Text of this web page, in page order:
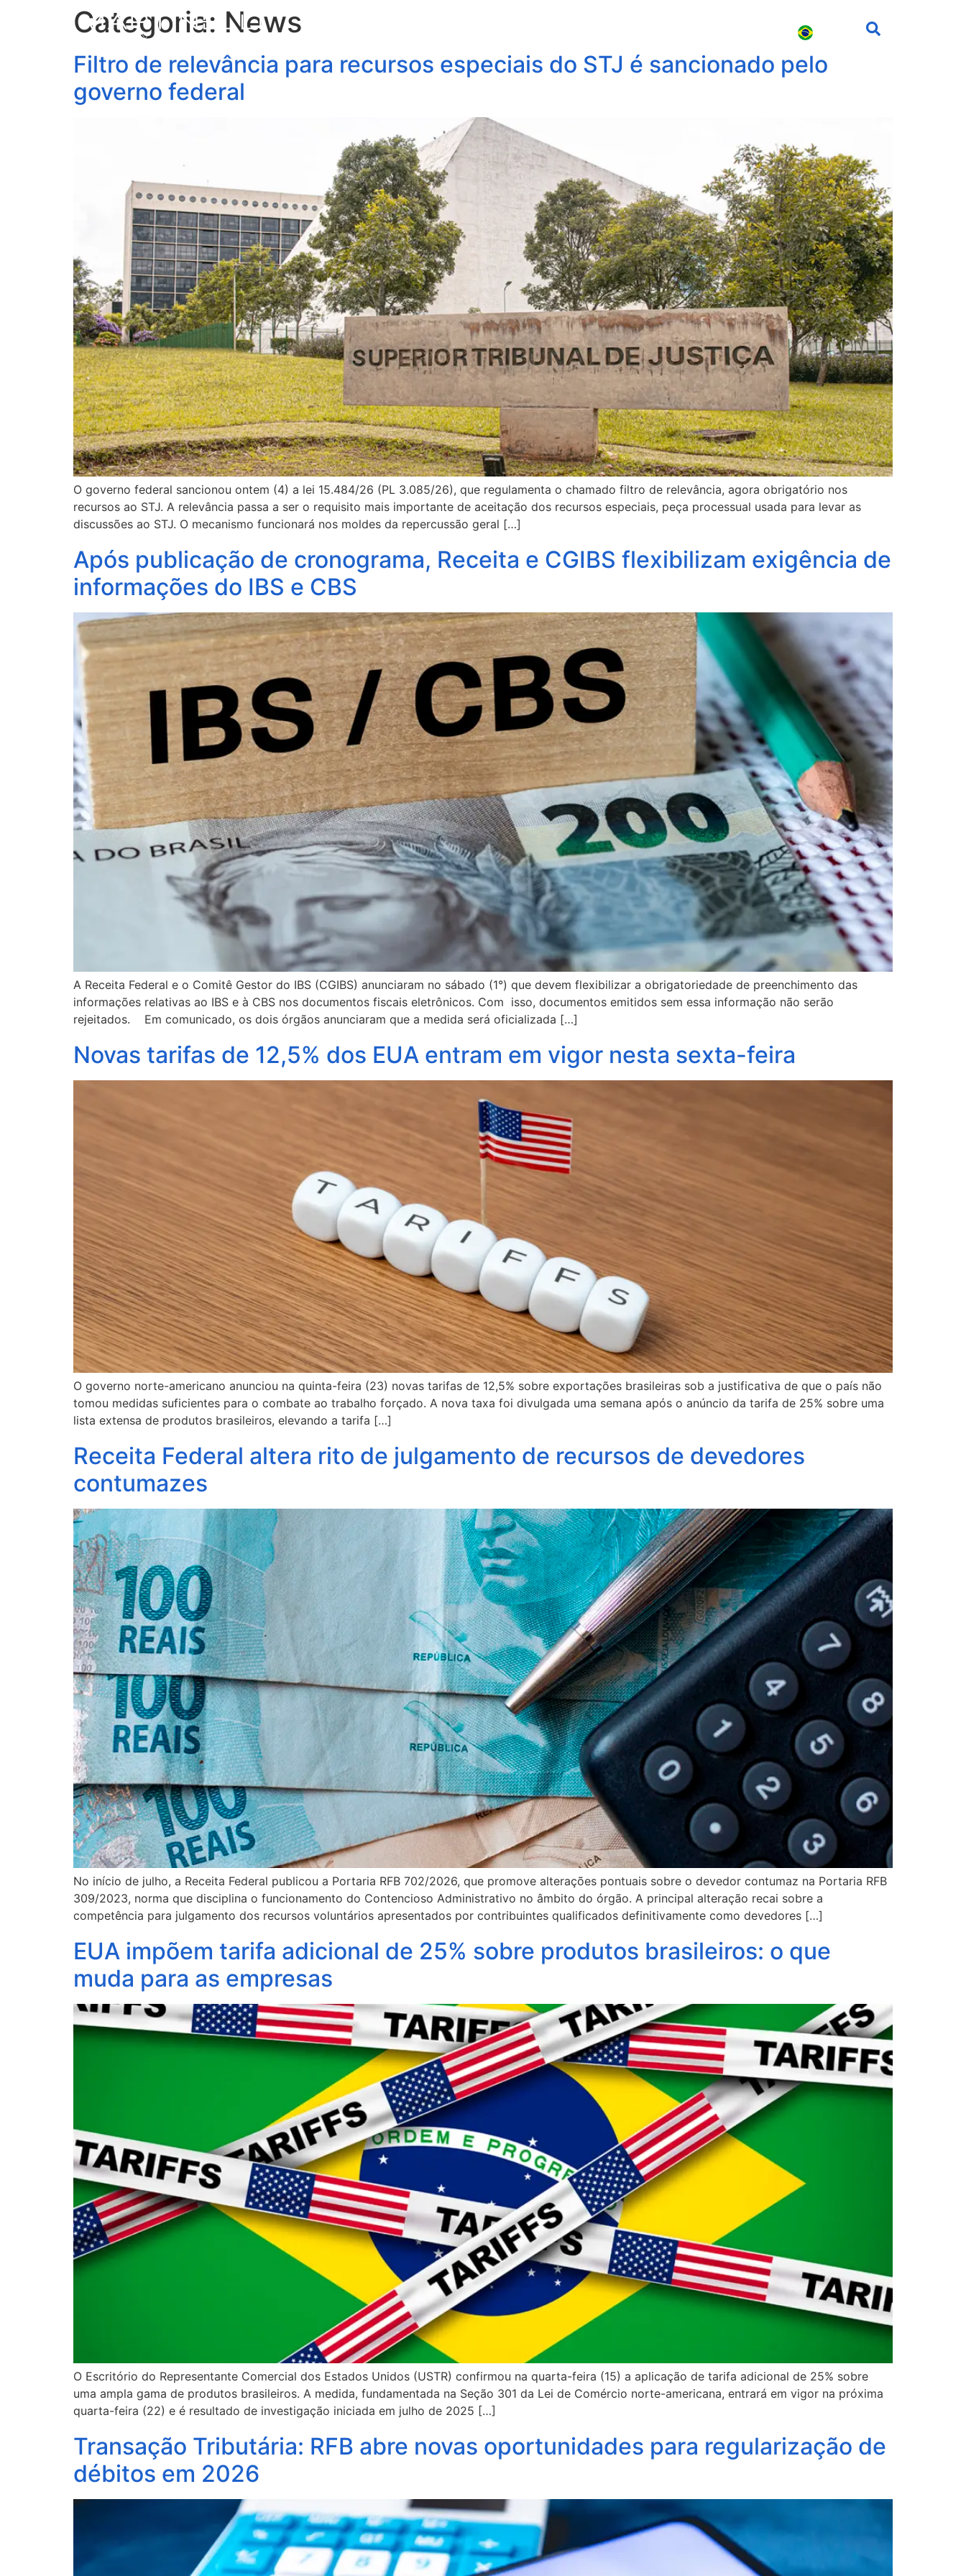
Categoria: News
Filtro de relevância para recursos especiais do STJ é sancionado pelo
governo federal
O governo federal sancionou ontem (4) a lei 15.484/26 (PL 3.085/26), que regulamenta o chamado filtro de relevância, agora obrigatório nos
recursos ao STJ. A relevância passa a ser o requisito mais importante de aceitação dos recursos especiais, peça processual usada para levar as
discussões ao STJ. O mecanismo funcionará nos moldes da repercussão geral […]
Após publicação de cronograma, Receita e CGIBS flexibilizam exigência de
informações do IBS e CBS
A Receita Federal e o Comitê Gestor do IBS (CGIBS) anunciaram no sábado (1°) que devem flexibilizar a obrigatoriedade de preenchimento das
informações relativas ao IBS e à CBS nos documentos fiscais eletrônicos. Com isso, documentos emitidos sem essa informação não serão
rejeitados. Em comunicado, os dois órgãos anunciaram que a medida será oficializada […]
Novas tarifas de 12,5% dos EUA entram em vigor nesta sexta-feira
O governo norte-americano anunciou na quinta-feira (23) novas tarifas de 12,5% sobre exportações brasileiras sob a justificativa de que o país não
tomou medidas suficientes para o combate ao trabalho forçado. A nova taxa foi divulgada uma semana após o anúncio da tarifa de 25% sobre uma
lista extensa de produtos brasileiros, elevando a tarifa […]
Receita Federal altera rito de julgamento de recursos de devedores
contumazes
No início de julho, a Receita Federal publicou a Portaria RFB 702/2026, que promove alterações pontuais sobre o devedor contumaz na Portaria RFB
309/2023, norma que disciplina o funcionamento do Contencioso Administrativo no âmbito do órgão. A principal alteração recai sobre a
competência para julgamento dos recursos voluntários apresentados por contribuintes qualificados definitivamente como devedores […]
EUA impõem tarifa adicional de 25% sobre produtos brasileiros: o que
muda para as empresas
O Escritório do Representante Comercial dos Estados Unidos (USTR) confirmou na quarta-feira (15) a aplicação de tarifa adicional de 25% sobre
uma ampla gama de produtos brasileiros. A medida, fundamentada na Seção 301 da Lei de Comércio norte-americana, entrará em vigor na próxima
quarta-feira (22) e é resultado de investigação iniciada em julho de 2025 […]
Transação Tributária: RFB abre novas oportunidades para regularização de
débitos em 2026